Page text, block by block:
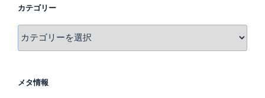
カテゴリー
テ
ー
メタ情報